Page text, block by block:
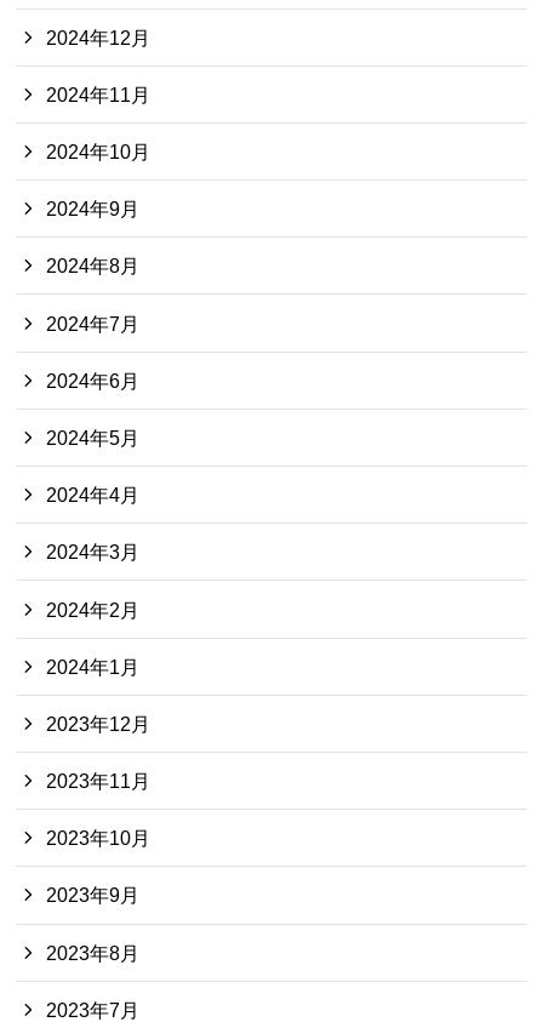
2024年12月
2024年11月
2024年10月
2024年9月
2024年8月
2024年7月
2024年6月
2024年5月
2024年4月
2024年3月
2024年2月
2024年1月
2023年12月
2023年11月
2023年10月
2023年9月
2023年8月
2023年7月